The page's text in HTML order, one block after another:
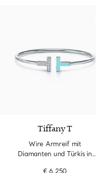
Tiffany T
Wire Armreif mit
Diamanten und Türkis in
€ 6.250